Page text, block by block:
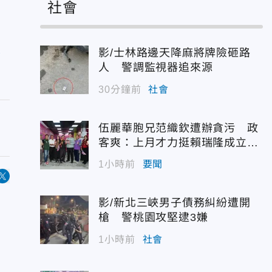
社會
影/士林路邊天降麻將牌險砸路
人 警調監視器追來源
30分鐘前 社會
伍麗華胞兄范織欽遭辦貪污 政
客爽：上月才力挺賴瑞隆成立後
援會
1小時前 要聞
影/新北三峽男子債務糾紛遭開
槍 警桃園攻堅逮3嫌
1小時前 社會